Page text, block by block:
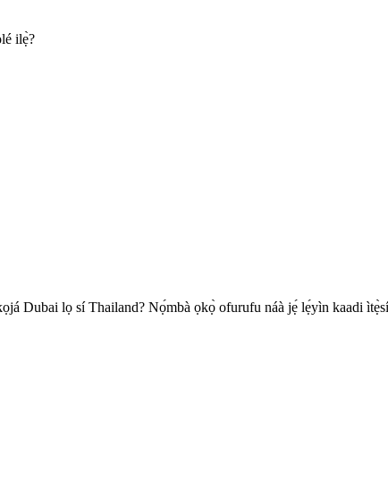
ilẹ̀?
Dubai lọ sí Thailand? Nọ́mbà ọkọ̀ ofurufu náà jẹ́ lẹ́yìn kaadi